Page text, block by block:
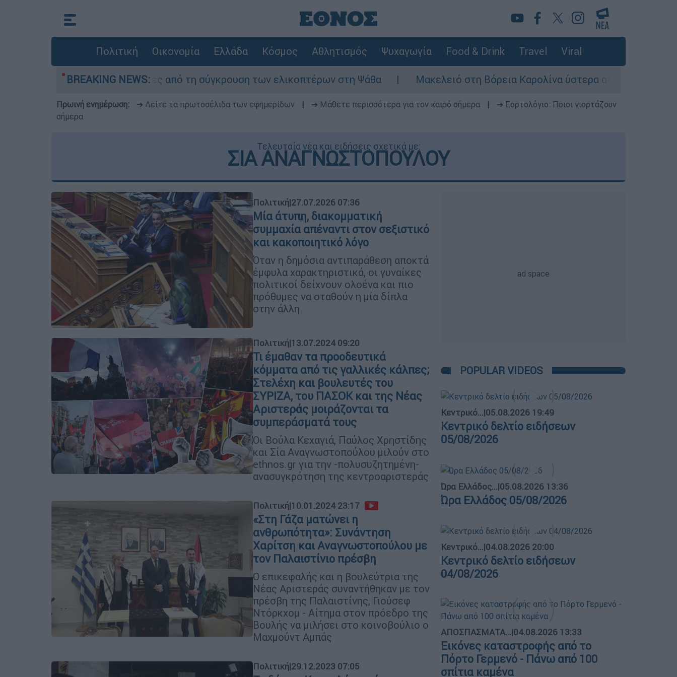
Πολιτική Οικονομία Ελλάδα Κόσμος Αθλητισμός Ψυχαγωγία Food & Drink Travel Viral
BREAKING NEWS:
οι δύο τραυματίες από τη σύγκρουση των ελικοπτέρων στη Ψάθα Μακελειό στη Βόρεια Καρολίνα ύστερα από πυροβολισμούς: Νεκροί
Πρωινή ενημέρωση: ➔ Δείτε τα πρωτοσέλιδα των εφημερίδων ➔ Μάθετε περισσότερα για τον καιρό σήμερα
➔ Εορτολόγιο: Ποιοι γιορτάζουν
σήμερα
Τελευταία νέα και ειδήσεις σχετικά με:
ΣΙΑ ΑΝΑΓΝΩΣΤΟΠΟΥΛΟΥ
Πολιτική|27.07.2026 07:36
Μία άτυπη, διακομματική
συμμαχία απέναντι στον σεξιστικό
και κακοποιητικό λόγο
Όταν η δημόσια αντιπαράθεση αποκτά
έμφυλα χαρακτηριστικά, οι γυναίκες
πολιτικοί δείχνουν ολοένα και πιο
πρόθυμες να σταθούν η μία δίπλα
στην άλλη
Πολιτική|13.07.2024 09:20
Τι έμαθαν τα προοδευτικά
κόμματα από τις γαλλικές κάλπες;
Στελέχη και βουλευτές του
ΣΥΡΙΖΑ, του ΠΑΣΟΚ και της Νέας
Αριστεράς μοιράζονται τα
συμπεράσματά τους
Οι Βούλα Κεχαγιά, Παύλος Χρηστίδης
και Σία Αναγνωστοπούλου μιλούν στο
ethnos.gr για την -πολυσυζητημένη-
ανασυγκρότηση της κεντροαριστεράς
Πολιτική|10.01.2024 23:17
«Στη Γάζα ματώνει η
ανθρωπότητα»: Συνάντηση
Χαρίτση και Αναγνωστοπούλου με
τον Παλαιστίνιο πρέσβη
Ο επικεφαλής και η βουλεύτρια της
Νέας Αριστεράς συναντήθηκαν με τον
πρέσβη της Παλαιστίνης, Γιούσεφ
Ντόρκχομ - Αίτημα στον πρόεδρο της
Βουλής να μιλήσει στο κοινοβούλιο ο
Μαχμούντ Αμπάς
Πολιτική|29.12.2023 07:05
POPULAR VIDEOS
Κεντρικό...|05.08.2026 19:49
Κεντρικό δελτίο ειδήσεων
05/08/2026
Ώρα Ελλάδος...|05.08.2026 13:36
Ώρα Ελλάδος 05/08/2026
Κεντρικό...|04.08.2026 20:00
Κεντρικό δελτίο ειδήσεων
04/08/2026
ΑΠΟΣΠΑΣΜΑΤΑ...|04.08.2026 13:33
Εικόνες καταστροφής από το
Πόρτο Γερμενό - Πάνω από 100
σπίτια καμένα